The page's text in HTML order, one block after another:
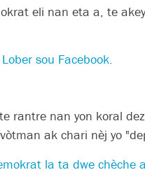
eli nan eta a, te
sou Facebook.
rantre nan yon koral
ak chari nèj yo
la ta dwe